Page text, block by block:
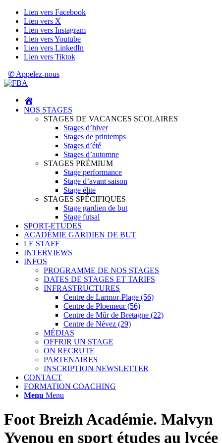
Lien vers Facebook
Lien vers X
Lien vers Instagram
Lien vers Youtube
Lien vers LinkedIn
Lien vers Tiktok
✆ Appelez-nous
NOS STAGES
STAGES DE VACANCES SCOLAIRES
Stages d’hiver
Stages de printemps
Stages d’été
Stages d’automne
STAGES PRÉMIUM
Stage performance
Stage d’avant saison
Stage élite
STAGES SPÉCIFIQUES
Stage gardien de but
Stage futsal
SPORT-ETUDES
ACADÉMIE GARDIEN DE BUT
LE STAFF
INTERVIEWS
INFOS
PROGRAMME DE NOS STAGES
DATES DE STAGES ET TARIFS
INFRASTRUCTURES
Centre de Larmor-Plage (56)
Centre de Ploemeur (56)
Centre de Mûr de Bretagne (22)
Centre de Névez (29)
MÉDIAS
OFFRIR UN STAGE
ON RECRUTE
PARTENAIRES
INSCRIPTION NEWSLETTER
CONTACT
FORMATION COACHING
Menu Menu
Foot Breizh Académie. Malvyn
Yvenou en sport études au lycée